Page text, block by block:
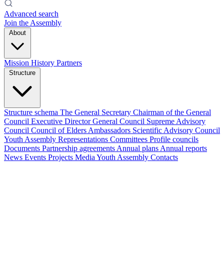
Advanced search
Join the Assembly
About
Mission History Partners
Structure
Structure schema The General Secretary Chairman of the General
Council Executive DirectorGeneral Council Supreme Advisory
Council Council of Elders Ambassadors Scientific Advisory Council
Youth Assembly Representations Committees Profile councils
Documents Partnership agreements Annual plans Annual reports
News Events Projects Media Youth Assembly Contacts